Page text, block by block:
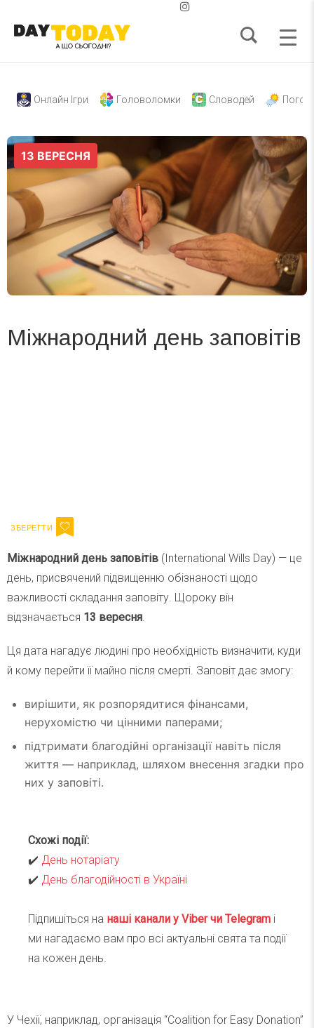
Онлайн Ігри Головоломки Словодей
Міжнародний день заповітів
Міжнародний день заповітів (International Wills Day) — це
день, присвячений підвищенню обізнаності щодо
важливості складання заповіту. Щороку він
відзначається 13 вересня.
Ця дата нагадує людині про необхідність визначити, куди
й кому перейти її майно після смерті. Заповіт дає змогу:
вирішити, як розпорядитися фінансами,
нерухомістю чи цінними паперами;
підтримати благодійні організації навіть після
життя — наприклад, шляхом внесення згадки про
них у заповіті.
Схожі події:
✔️ День нотаріату
✔️ День благодійності в Україні
Підпишіться на наші канали у Viber чи Telegram і
ми нагадаємо вам про всі актуальні свята та події
на кожен день.
У Чехії, наприклад, організація “Coalition for Easy Donation”